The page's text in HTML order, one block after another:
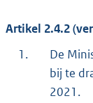
Artikel 2.4.2
1.
De
bij te
2021.